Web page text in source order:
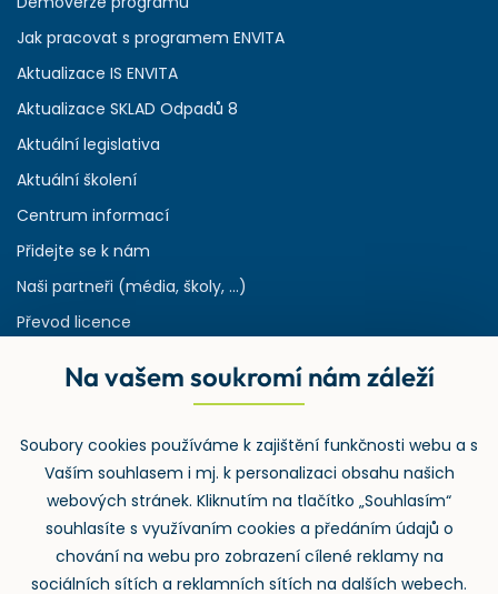
Jak pracovat s programem ENVITA
Aktualizace IS ENVITA
Aktualizace SKLAD Odpadů 8
Aktuální legislativa
Aktuální školení
Centrum informací
Přidejte se k nám
Naši partneři (média, školy, ...)
Převod licence
Rejstřík používaných zkratek v odpadech
Zpětný odběr
Na vašem soukromí nám záleží
Soubory cookies používáme k zajištění funkčnosti webu a s
Vaším souhlasem i mj. k personalizaci obsahu našich
webových stránek. Kliknutím na tlačítko „Souhlasím“
souhlasíte s využívaním cookies a předáním údajů o
chování na webu pro zobrazení cílené reklamy na
sociálních sítích a reklamních sítích na dalších webech.